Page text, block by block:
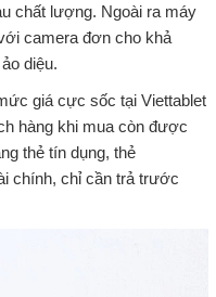
chất lượng. Ngoài ra máy
camera đơn cho khả
diệu.
giá cực sốc tại Viettablet
hàng khi mua còn được
thẻ tín dụng, thẻ
chính, chỉ cần trả trước